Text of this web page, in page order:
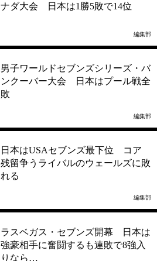
ナダ大会 日本は1勝5敗で14位
編集部
男子ワールドセブンズシリーズ・バ
ンクーバー大会 日本はプール戦全
敗
編集部
日本はUSAセブンズ最下位 コア
残留争うライバルのウェールズに敗
れる
編集部
ラスベガス・セブンズ開幕 日本は
強豪相手に奮闘するも連敗で8強入
りなら…